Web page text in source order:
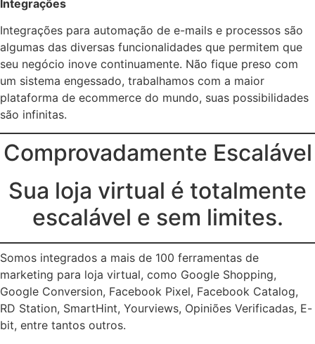
Integrações
Integrações para automação de e-mails e processos são
algumas das diversas funcionalidades que permitem que
seu negócio inove continuamente. Não fique preso com
um sistema engessado, trabalhamos com a maior
plataforma de ecommerce do mundo, suas possibilidades
são infinitas.
Comprovadamente Escalável
Sua loja virtual é totalmente
escalável e sem limites.
Somos integrados a mais de 100 ferramentas de
marketing para loja virtual, como Google Shopping,
Google Conversion, Facebook Pixel, Facebook Catalog,
RD Station, SmartHint, Yourviews, Opiniões Verificadas, E-
bit, entre tantos outros.